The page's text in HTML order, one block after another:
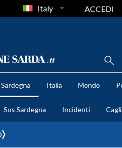
Italy ACCEDI
Sardegna Italia Mondo
Sos Sardegna Incidenti